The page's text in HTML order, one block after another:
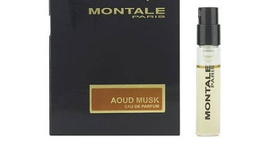
Acqua di Parma
Aedes de Venustas